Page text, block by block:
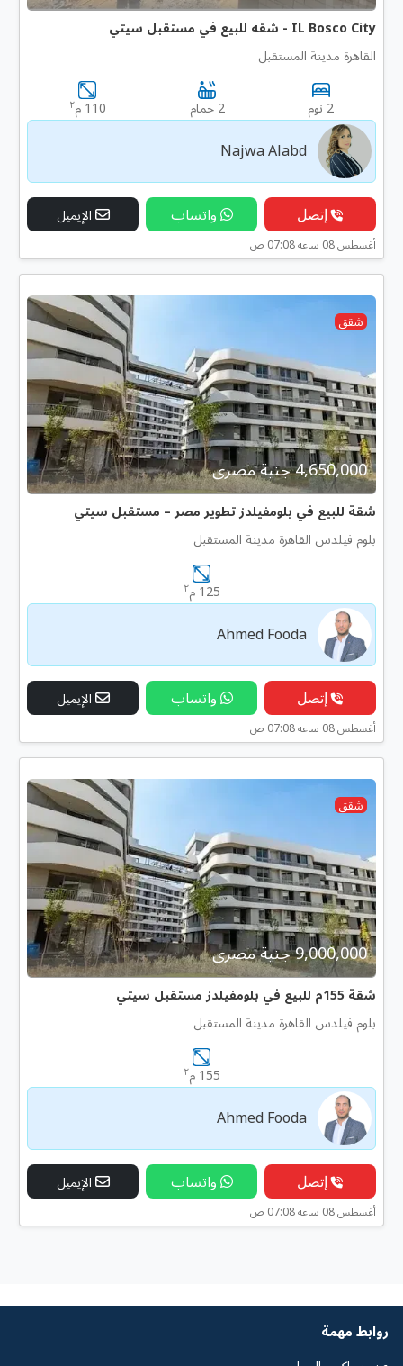
IL Bosco City - شقه للبيع في مستقبل سيتي
القاهرة مدينة المستقبل
2 نوم 2 حمام 110 م ٢
Najwa Alabd
إتصل واتساب الإيميل
أغسطس 08 ساعه 07:08 ص
شقق
4,650,000 جنية مصرى
شقة للبيع في بلومفيلدز تطوير مصر – مستقبل سيتي
بلوم فيلدس القاهرة مدينة المستقبل
125 م ٢
Ahmed Fooda
إتصل واتساب الإيميل
أغسطس 08 ساعه 07:08 ص
شقق
9,000,000 جنية مصرى
شقة 155م للبيع في بلومفيلدز مستقبل سيتي
بلوم فيلدس القاهرة مدينة المستقبل
155 م ٢
Ahmed Fooda
إتصل واتساب الإيميل
أغسطس 08 ساعه 07:08 ص
روابط مهمة